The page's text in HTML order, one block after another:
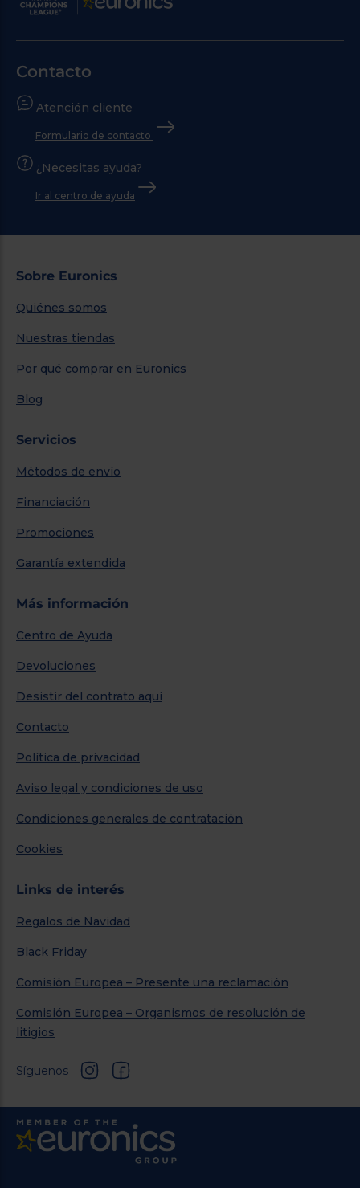
Contacto
Atención cliente
Formulario de contacto
¿Necesitas ayuda?
Ir al centro de ayuda
Sobre Euronics
Quiénes somos
Nuestras tiendas
Por qué comprar en Euronics
Blog
Servicios
Métodos de envío
Financiación
Promociones
Garantía extendida
Más información
Centro de Ayuda
Devoluciones
Desistir del contrato aquí
Contacto
Política de privacidad
Aviso legal y condiciones de uso
Condiciones generales de contratación
Cookies
Links de interés
Regalos de Navidad
Black Friday
Comisión Europea – Presente una reclamación
Comisión Europea – Organismos de resolución de
litigios
Síguenos